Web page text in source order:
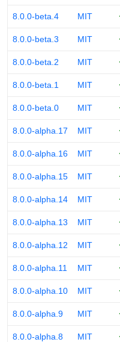
8.0.0-beta.4 MIT
8.0.0-beta.3 MIT
8.0.0-beta.2 MIT
8.0.0-beta.1 MIT
8.0.0-beta.0 MIT
8.0.0-alpha.17 MIT
8.0.0-alpha.16 MIT
8.0.0-alpha.15 MIT
8.0.0-alpha.14 MIT
8.0.0-alpha.13 MIT
8.0.0-alpha.12 MIT
8.0.0-alpha.11 MIT
8.0.0-alpha.10 MIT
8.0.0-alpha.9 MIT
8.0.0-alpha.8 MIT